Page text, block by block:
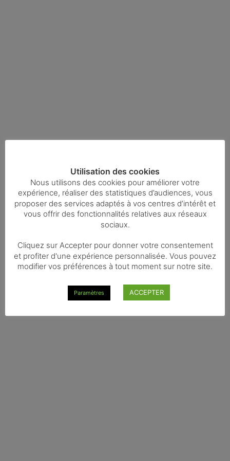
Utilisation des cookies
Nous utilisons des cookies pour améliorer votre
expérience, réaliser des statistiques d’audiences, vous
proposer des services adaptés à vos centres d’intérêt et
vous offrir des fonctionnalités relatives aux réseaux
sociaux.
Cliquez sur Accepter pour donner votre consentement
et profiter d'une expérience personnalisée. Vous pouvez
modifier vos préférences à tout moment sur notre site.
Paramètres ACCEPTER